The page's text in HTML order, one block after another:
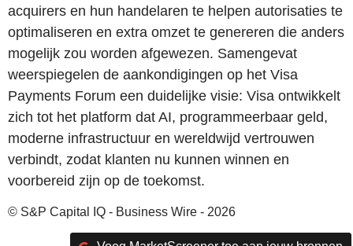
acquirers en hun handelaren te helpen autorisaties te
optimaliseren en extra omzet te genereren die anders
mogelijk zou worden afgewezen. Samengevat
weerspiegelen de aankondigingen op het Visa
Payments Forum een duidelijke visie: Visa ontwikkelt
zich tot het platform dat AI, programmeerbaar geld,
moderne infrastructuur en wereldwijd vertrouwen
verbindt, zodat klanten nu kunnen winnen en
voorbereid zijn op de toekomst.
© S&P Capital IQ - Business Wire - 2026